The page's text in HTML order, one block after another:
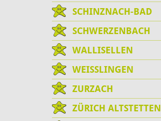
SCHINZNACH-BAD
SCHWERZENBACH
WALLISELLEN
WEISSLINGEN
ZURZACH
ZÜRICH ALTSTETTEN